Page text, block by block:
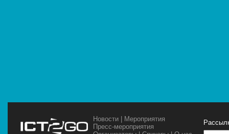
Новости | Мероприятия
Пресс-мероприятия